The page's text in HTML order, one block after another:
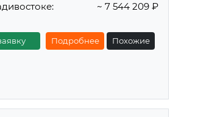
~ 7 544 209 ₽
Подробнее Похожие